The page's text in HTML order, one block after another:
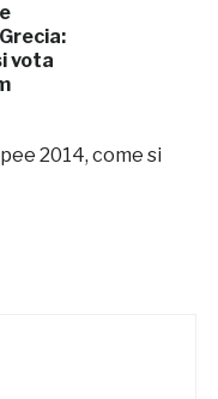
vota
2014, come si